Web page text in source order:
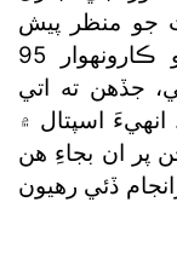
جو منظر پيش
ڪري رهي هئي. سڄي اسپتال جو ڪارونهوار 95
جڏهن ته اتي
اسپتال ۾
پر ان بجاءِ هن
سرانجام ڏئي رهيون